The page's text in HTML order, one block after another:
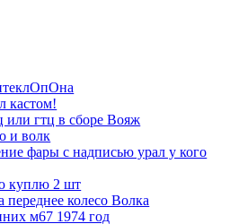
кастом!
или гтц в сборе Вояж
и волк
фары с надписью урал у кого
куплю 2 шт
колесо Волка
м67 1974 год